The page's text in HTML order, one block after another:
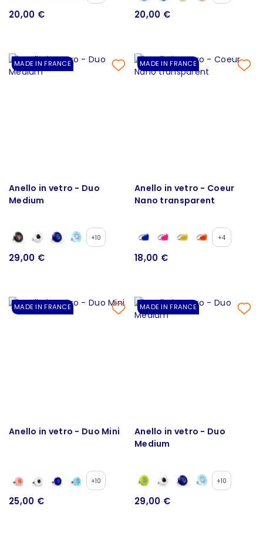
20,00 € 20,00 €
MADE IN FRANCE
Anello in vetro - Duo
Medium
+10
29,00 €
MADE IN FRANCE
Anello in vetro - Coeur
Nano transparent
+4
18,00 €
MADE IN FRANCE
Anello in vetro - Duo Mini
+10
25,00 €
MADE IN FRANCE
Anello in vetro - Duo
Medium
+10
29,00 €